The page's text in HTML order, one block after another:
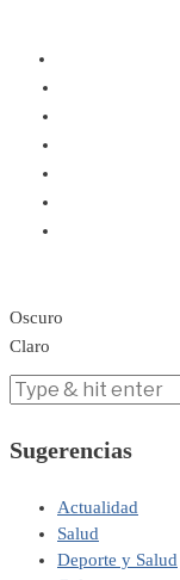
Oscuro
Claro
Sugerencias
Actualidad
Salud
Deporte y Salud